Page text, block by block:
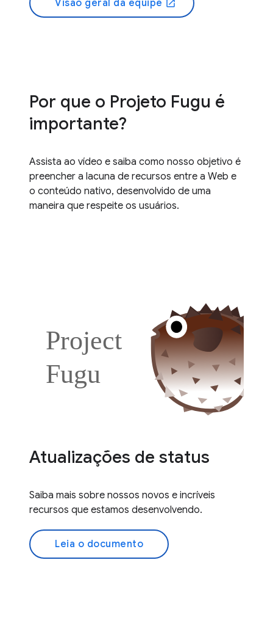
Visão geral da equipe open_in_new
Por que o Projeto Fugu é
importante?
Assista ao vídeo e saiba como nosso objetivo é
preencher a lacuna de recursos entre a Web e
o conteúdo nativo, desenvolvido de uma
maneira que respeite os usuários.
Atualizações de status
Saiba mais sobre nossos novos e incríveis
recursos que estamos desenvolvendo.
Leia o documento